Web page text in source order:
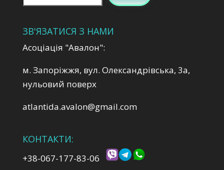
ЗВ'ЯЗАТИСЯ З НАМИ
Асоціація "Авалон":
м. Запоріжжя, вул. Олександрівська, 3а,
нульовий поверх
atlantida.avalon@gmail.com
КОНТАКТИ:
+38-067-177-83-06